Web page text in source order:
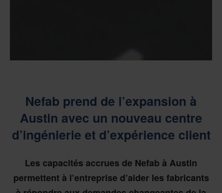
Nefab prend de l’expansion à
Austin avec un nouveau centre
d’ingénierie et d’expérience client
Les capacités accrues de Nefab à Austin
permettent à l’entreprise d’aider les fabricants